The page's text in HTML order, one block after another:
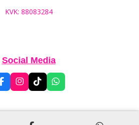
KVK: 88083284
Social Media
F
a
e
I
n
t
T
i
T
W
h
t